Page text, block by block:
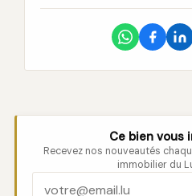
Ce bien vous
Recevez nos nouveautés
immobilier du